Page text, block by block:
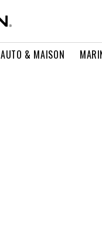
AUTO & MAISON